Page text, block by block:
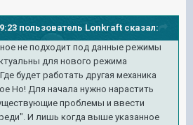
пользователь Lonkraft сказал:
не подходит под данные режимы
для нового режима
будет работать другая механика
Но! Для начала нужно нарастить
проблемы и ввести
И лишь когда выше указанное